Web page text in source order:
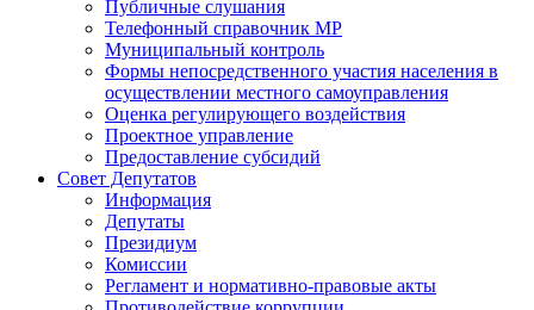
Публичные слушания
Телефонный справочник МР
Муниципальный контроль
Формы непосредственного участия населения в
осуществлении местного самоуправления
Оценка регулирующего воздействия
Проектное управление
Предоставление субсидий
Совет Депутатов
Информация
Депутаты
Президиум
Комиссии
Регламент и нормативно-правовые акты